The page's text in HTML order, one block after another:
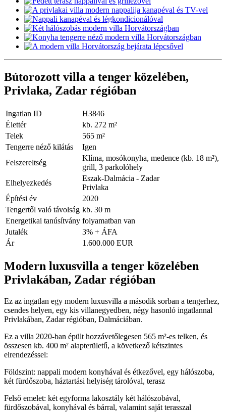
Bútorozott villa a tenger közelében,
Privlaka, Zadar régióban
Ingatlan ID
H3846
Élettér
kb. 272 m²
Telek
565 m²
Tengerre néző kilátás
Igen
Felszereltség
Klíma, mosókonyha, medence (kb. 18 m²),
grill, 3 parkolóhely
Elhelyezkedés
Eszak-Dalmácia - Zadar
Privlaka
Építési év
2020
Tengertől való távolság kb. 30 m
Energetikai tanúsítvány folyamatban van
Jutalék
3% + ÁFA
Ár
1.600.000 EUR
Modern luxusvilla a tenger közelében
Privlakában, Zadar régióban
Ez az ingatlan egy modern luxusvilla a második sorban a tengerhez,
csendes helyen, egy kis villanegyedben, négy hasonló ingatlannal
Privlakában, Zadar régióban, Dalmáciában.
Ez a villa 2020-ban épült hozzávetőlegesen 565 m²-es telken, és
összesen kb. 400 m² alapterületű, a következő kétszintes
elrendezéssel:
Földszint: nappali modern konyhával és étkezővel, egy hálószoba,
két fürdőszoba, háztartási helyiség tárolóval, terasz
Felső emelet: két egyforma lakosztály két hálószobával,
fürdőszobával, konyhával és bárral, valamint saját terasszal